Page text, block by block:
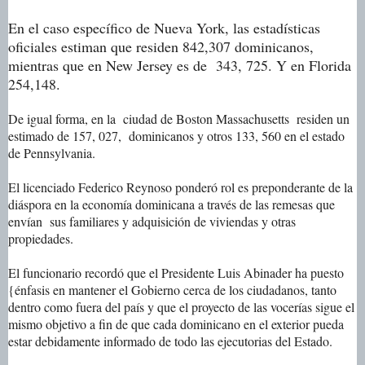
En el caso específico de Nueva York, las estadísticas
oficiales estiman que residen 842,307 dominicanos,
mientras que en New Jersey es de 343, 725. Y en Florida
254,148.
De igual forma, en la ciudad de Boston Massachusetts residen un
estimado de 157, 027, dominicanos y otros 133, 560 en el estado
de Pennsylvania.
El licenciado Federico Reynoso ponderó rol es preponderante de la
diáspora en la economía dominicana a través de las remesas que
envían sus familiares y adquisición de viviendas y otras
propiedades.
El funcionario recordó que el Presidente Luis Abinader ha puesto
{énfasis en mantener el Gobierno cerca de los ciudadanos, tanto
dentro como fuera del país y que el proyecto de las vocerías sigue el
mismo objetivo a fin de que cada dominicano en el exterior pueda
estar debidamente informado de todo las ejecutorias del Estado.